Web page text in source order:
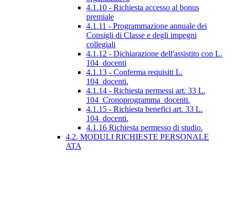
4.1.10 - Richiesta accesso al bonus
premiale
4.1.11 - Programmazione annuale dei
Consigli di Classe e degli impegni
collegiali
4.1.12 - Dichiarazione dell'assistito con L.
104_docenti
4.1.13 - Conferma requisiti L.
104_docenti.
4.1.14 - Richiesta permessi art. 33 L.
104_Cronoprogramma_docenti.
4.1.15 - Richiesta benefici art. 33 L.
104_docenti.
4.1.16 Richiesta permesso di studio.
4.2. MODULI RICHIESTE PERSONALE
ATA